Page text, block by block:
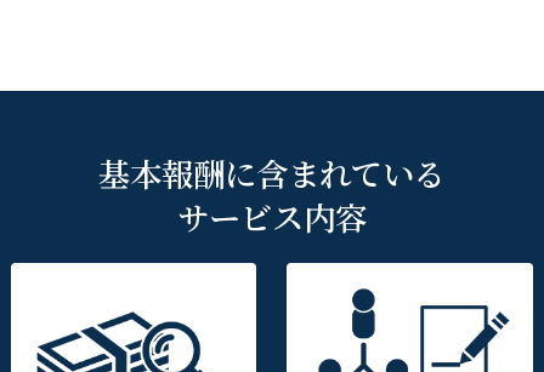
基本報酬に含まれている
サービス内容